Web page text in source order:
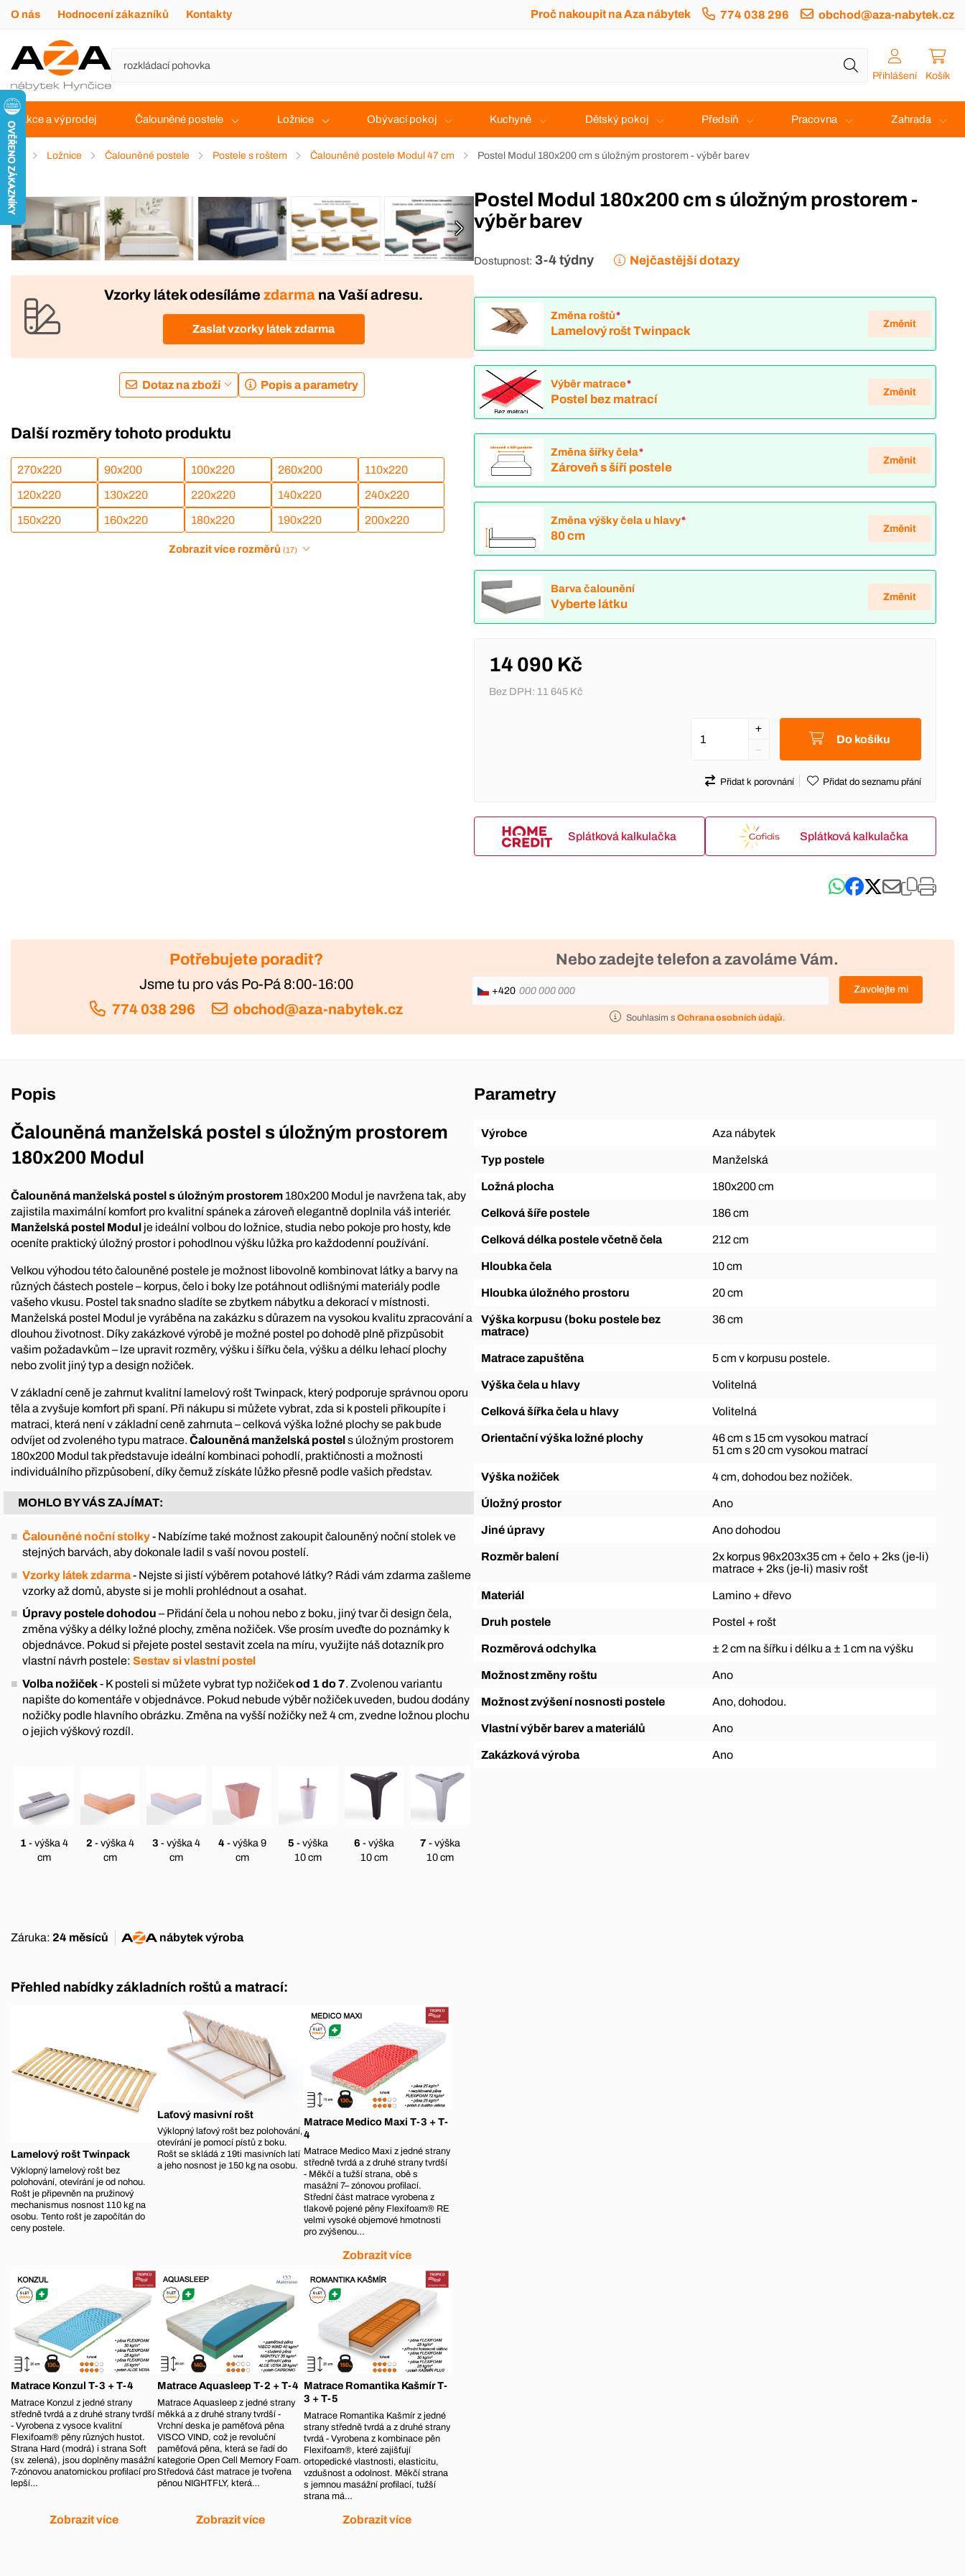
O nás Hodnocení zákazníků Kontakty Proč nakoupit na Aza nábytek 774 038 296 obchod@aza-nabytek.cz
Přihlášení Košík
Akce a výprodej Čalouněné postele Ložnice Obývací pokoj Kuchyně Dětský pokoj Předsíň Pracovna Zahrada
Ložnice Čalouněné postele Postele s roštem Čalouněné postele Modul 47 cm Postel Modul 180x200 cm s úložným prostorem - výběr barev
VÝROBA
Vzorky látek odesílámezdarma na Vaší adresu.
Zaslat vzorky látek zdarma
Dotaz na zboží Popis a parametry
Další rozměry tohoto produktu
270x220 90x200 100x220 260x200 110x220
120x220 130x220 220x220 140x220 240x220
150x220 160x220 180x220 190x220 200x220
Zobrazit více rozměrů (17)
Postel Modul 180x200 cm s úložným prostorem -
výběr barev
Dostupnost: 3-4 týdny Nejčastější dotazy
Změna roštů*
Lamelový rošt Twinpack
Změnit
Výběr matrace*
Postel bez matrací
Změnit
Změna šířky čela*
Zároveň s šíří postele
Změnit
Změna výšky čela u hlavy*
80 cm
Změnit
Barva čalounění
Vyberte látku
Změnit
14 090 Kč
Bez DPH: 11 645 Kč
Do košíku
Přidat k porovnání Přidat do seznamu přání
Splátková kalkulačka Splátková kalkulačka
Potřebujete poradit?
Jsme tu pro vás Po-Pá 8:00-16:00
774 038 296
obchod@aza-nabytek.cz
Nebo zadejte telefon a zavoláme Vám.
+420 Zavolejte mi
Souhlasím s Ochrana osobních údajů.
Popis
Čalouněná manželská postel s úložným prostorem
180x200 Modul
Čalouněná manželská postel s úložným prostorem 180x200 Modul je navržena tak, aby
zajistila maximální komfort pro kvalitní spánek a zároveň elegantně doplnila váš interiér.
Manželská postel Modul je ideální volbou do ložnice, studia nebo pokoje pro hosty, kde
oceníte praktický úložný prostor i pohodlnou výšku lůžka pro každodenní používání.
Velkou výhodou této čalouněné postele je možnost libovolně kombinovat látky a barvy na
různých částech postele – korpus, čelo i boky lze potáhnout odlišnými materiály podle
vašeho vkusu. Postel tak snadno sladíte se zbytkem nábytku a dekorací v místnosti.
Manželská postel Modul je vyráběna na zakázku s důrazem na vysokou kvalitu zpracování a
dlouhou životnost. Díky zakázkové výrobě je možné postel po dohodě plně přizpůsobit
vašim požadavkům – lze upravit rozměry, výšku i šířku čela, výšku a délku lehací plochy
nebo zvolit jiný typ a design nožiček.
V základní ceně je zahrnut kvalitní lamelový rošt Twinpack, který podporuje správnou oporu
těla a zvyšuje komfort při spaní. Při nákupu si můžete vybrat, zda si k posteli přikoupíte i
matraci, která není v základní ceně zahrnuta – celková výška ložné plochy se pak bude
odvíjet od zvoleného typu matrace. Čalouněná manželská postels úložným prostorem
180x200 Modul tak představuje ideální kombinaci pohodlí, praktičnosti a možnosti
individuálního přizpůsobení, díky čemuž získáte lůžko přesně podle vašich představ.
MOHLO BY VÁS ZAJÍMAT:
Čalouněné noční stolky- Nabízíme také možnost zakoupit čalouněný noční stolek ve
stejných barvách, aby dokonale ladil s vaší novou postelí.
Vzorky látek zdarma- Nejste si jistí výběrem potahové látky? Rádi vám zdarma zašleme
vzorky až domů, abyste si je mohli prohlédnout a osahat.
Úpravy postele dohodou – Přidání čela u nohou nebo z boku, jiný tvar či design čela,
změna výšky a délky ložné plochy, změna nožiček. Vše prosím uveďte do poznámky k
objednávce. Pokud si přejete postel sestavit zcela na míru, využijte náš dotazník pro
vlastní návrh postele: Sestav si vlastní postel
Volba nožiček- K posteli si můžete vybrat typ nožičekod 1 do 7. Zvolenou variantu
napište do komentáře v objednávce. Pokud nebude výběr nožiček uveden, budou dodány
nožičky podle hlavního obrázku. Změna na vyšší nožičky než 4 cm, zvedne ložnou plochu
o jejich výškový rozdíl.
1 - výška 4
cm
2 - výška 4
cm
3 - výška 4
cm
4 - výška 9
cm
5 - výška
10 cm
6 - výška
10 cm
7 - výška
10 cm
Záruka: 24 měsíců nábytekvýroba
Přehled nabídky základních roštů a matrací:
Lamelový rošt Twinpack
Výklopný lamelový rošt bez
polohování, otevírání je od nohou.
Rošt je připevněn na pružinový
mechanismus nosnost 110 kg na
osobu. Tento rošt je započítán do
ceny postele.
Laťový masivní rošt
Výklopný laťový rošt bez polohování,
otevírání je pomocí pístů z boku.
Rošt se skládá z 19ti masivních latí
a jeho nosnost je 150 kg na osobu.
Matrace Medico Maxi T-3 + T-
4
Matrace Medico Maxi z jedné strany
středně tvrdá a z druhé strany tvrdší
- Měkčí a tužší strana, obě s
masážní 7– zónovou profilací.
Střední část matrace vyrobena z
tlakově pojené pěny Flexifoam® RE
velmi vysoké objemové hmotnosti
pro zvýšenou…
Zobrazit více
Matrace Konzul T-3 + T-4
Matrace Konzul z jedné strany
středně tvrdá a z druhé strany tvrdší
- Vyrobena z vysoce kvalitní
Flexifoam® pěny různých hustot.
Strana Hard (modrá) i strana Soft
(sv. zelená), jsou doplněny masážní
7-zónovou anatomickou profilací pro
lepší…
Zobrazit více
Matrace Aquasleep T-2 + T-4
Matrace Aquasleep z jedné strany
měkká a z druhé strany tvrdší -
Vrchní deska je paměťová pěna
VISCO VIND, což je revoluční
paměťová pěna, která se řadí do
kategorie Open Cell Memory Foam.
Středová část matrace je tvořena
pěnou NIGHTFLY, která…
Zobrazit více
Matrace Romantika Kašmír T-
3 + T-5
Matrace Romantika Kašmír z jedné
strany středně tvrdá a z druhé strany
tvrdá - Vyrobena z kombinace pěn
Flexifoam®, které zajišťují
ortopedické vlastnosti, elasticitu,
vzdušnost a odolnost. Měkčí strana
s jemnou masážní profilací, tužší
strana má…
Zobrazit více
Parametry
Výrobce Aza nábytek
Typ postele Manželská
Ložná plocha 180x200 cm
Celková šíře postele 186 cm
Celková délka postele včetně čela 212 cm
Hloubka čela 10 cm
Hloubka úložného prostoru 20 cm
Výška korpusu (boku postele bez
matrace)
36 cm
Matrace zapuštěna 5 cm v korpusu postele.
Výška čela u hlavy Volitelná
Celková šířka čela u hlavy Volitelná
Orientační výška ložné plochy
46 cm s 15 cm vysokou matrací
51 cm s 20 cm vysokou matrací
Výška nožiček 4 cm, dohodou bez nožiček.
Úložný prostor Ano
Jiné úpravy Ano dohodou
Rozměr balení
2x korpus 96x203x35 cm + čelo + 2ks (je-li)
matrace + 2ks (je-li) masiv rošt
Materiál Lamino + dřevo
Druh postele Postel + rošt
Rozměrová odchylka ± 2 cm na šířku i délku a ± 1 cm na výšku
Možnost změny roštu Ano
Možnost zvýšení nosnosti postele Ano, dohodou.
Vlastní výběr barev a materiálů Ano
Zakázková výroba Ano